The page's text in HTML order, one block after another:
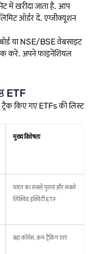
में खरीदा जाता है. आप
ऑर्डर दें. एग्जीक्यूशन
या NSE/BSE वेबसाइट
करें. अपने फाइनेंशियल
ETF
किए गए ETFs की लिस्ट
मुख्य विशेषता
भारत का सबसे पुराना और सबसे
लिक्विड इक्विटी ETF
बड़ा कॉर्पस, कम ट्रैकिंग एरर